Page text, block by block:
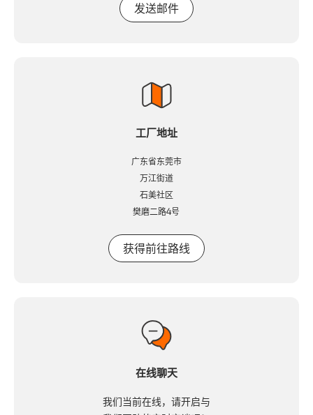
发送邮件
工厂地址
广东省东莞市
万江街道
石美社区
樊磨二路4号
获得前往路线
在线聊天
我们当前在线，请开启与